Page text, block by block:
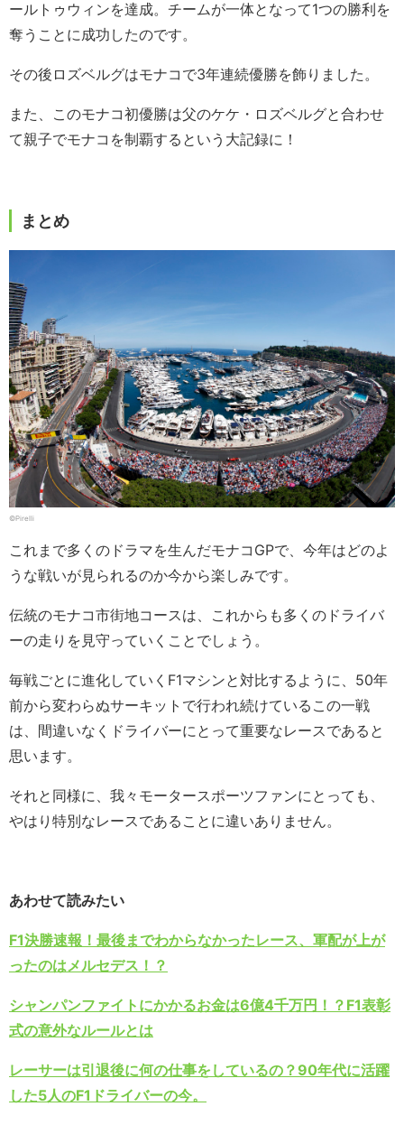
ールトゥウィンを達成。チームが一体となって1つの勝利を
奪うことに成功したのです。
その後ロズベルグはモナコで3年連続優勝を飾りました。
また、このモナコ初優勝は父のケケ・ロズベルグと合わせ
て親子でモナコを制覇するという大記録に！
まとめ
©Pirelli
これまで多くのドラマを生んだモナコGPで、今年はどのよ
うな戦いが見られるのか今から楽しみです。
伝統のモナコ市街地コースは、これからも多くのドライバ
ーの走りを見守っていくことでしょう。
毎戦ごとに進化していくF1マシンと対比するように、50年
前から変わらぬサーキットで行われ続けているこの一戦
は、間違いなくドライバーにとって重要なレースであると
思います。
それと同様に、我々モータースポーツファンにとっても、
やはり特別なレースであることに違いありません。
あわせて読みたい
F1決勝速報！最後までわからなかったレース、軍配が上が
ったのはメルセデス！？
シャンパンファイトにかかるお金は6億4千万円！？F1表彰
式の意外なルールとは
レーサーは引退後に何の仕事をしているの？90年代に活躍
した5人のF1ドライバーの今。